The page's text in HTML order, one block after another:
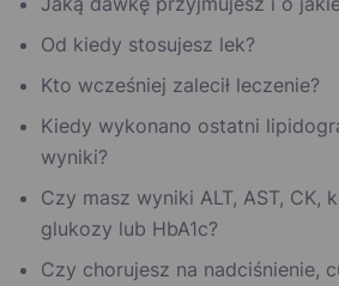
Od kiedy stosujesz lek?
Kto wcześniej zalecił leczenie?
Kiedy wykonano ostatni
wyniki?
Czy masz wyniki ALT, AST, CK,
glukozy lub HbA1c?
Czy chorujesz na nadciśnienie,